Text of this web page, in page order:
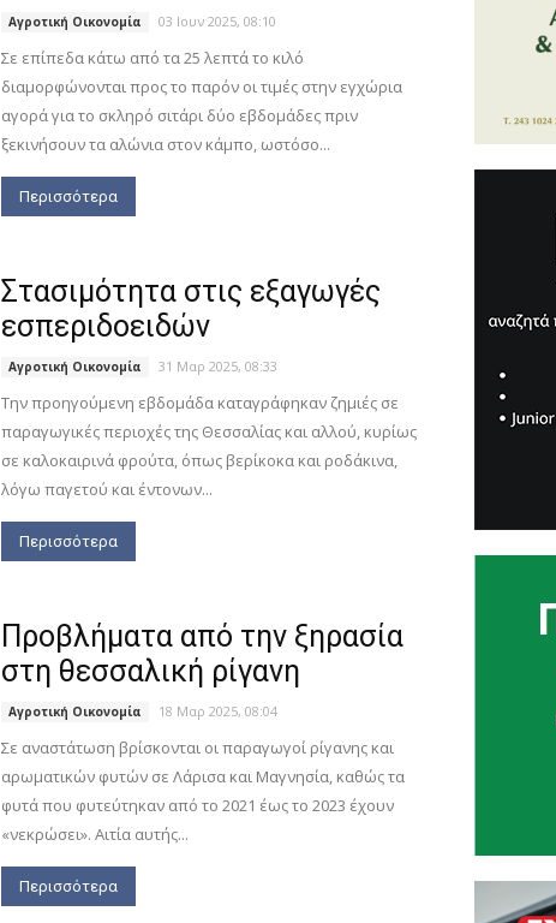
Αγροτική Οικονομία 03 Ιουν 2025, 08:10
Σε επίπεδα κάτω από τα 25 λεπτά το κιλό
διαμορφώνονται προς το παρόν οι τιμές στην εγχώρια
αγορά για το σκληρό σιτάρι δύο εβδομάδες πριν
ξεκινήσουν τα αλώνια στον κάμπο, ωστόσο...
Περισσότερα
Στασιμότητα στις εξαγωγές
εσπεριδοειδών
Αγροτική Οικονομία 31 Μαρ 2025, 08:33
Την προηγούμενη εβδομάδα καταγράφηκαν ζημιές σε
παραγωγικές περιοχές της Θεσσαλίας και αλλού, κυρίως
σε καλοκαιρινά φρούτα, όπως βερίκοκα και ροδάκινα,
λόγω παγετού και έντονων...
Περισσότερα
Προβλήματα από την ξηρασία
στη θεσσαλική ρίγανη
Αγροτική Οικονομία 18 Μαρ 2025, 08:04
Σε αναστάτωση βρίσκονται οι παραγωγοί ρίγανης και
αρωματικών φυτών σε Λάρισα και Μαγνησία, καθώς τα
φυτά που φυτεύτηκαν από το 2021 έως το 2023 έχουν
«νεκρώσει». Αιτία αυτής...
Περισσότερα